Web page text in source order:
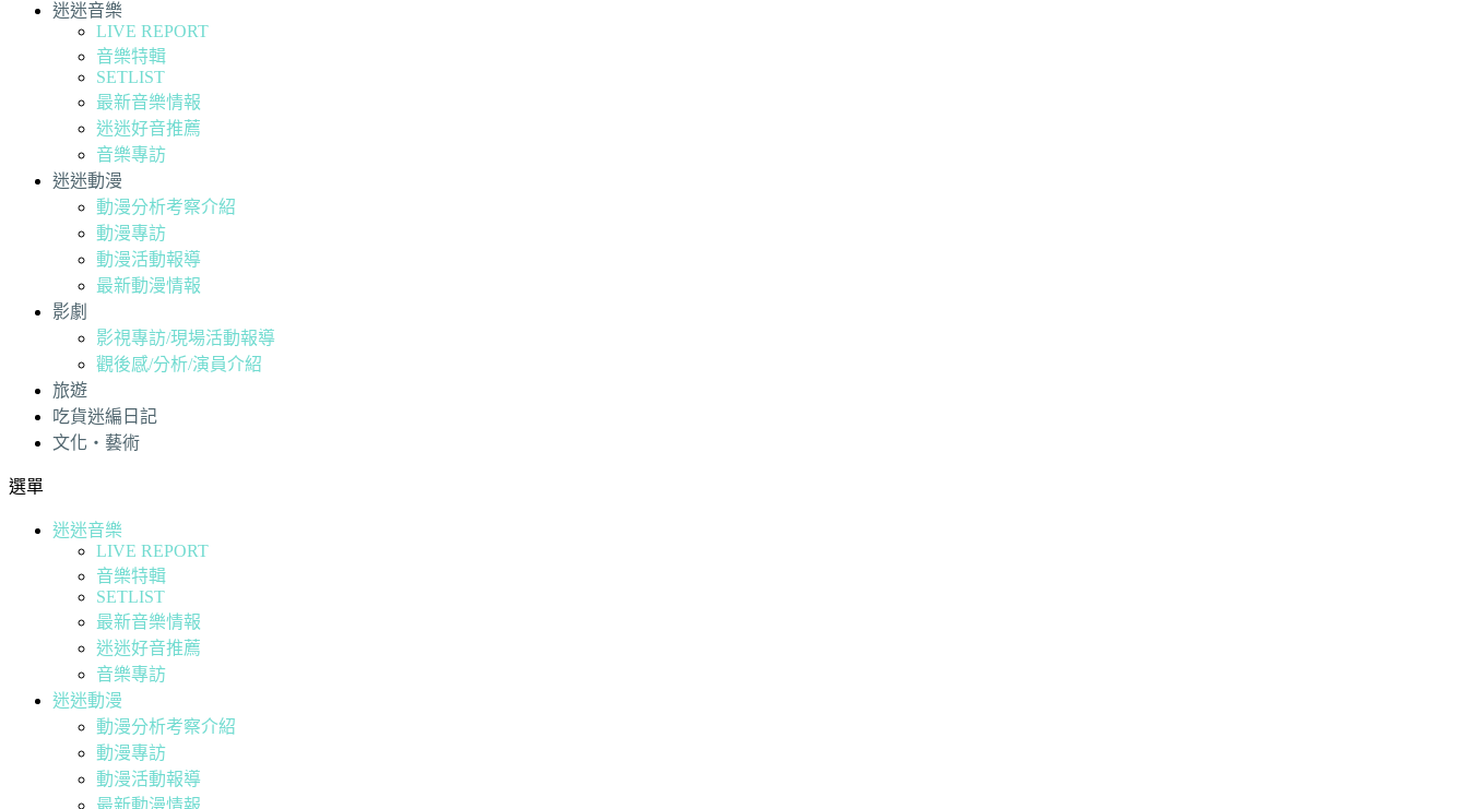
迷迷音樂
LIVE REPORT
音樂特輯
SETLIST
最新音樂情報
迷迷好音推薦
音樂專訪
迷迷動漫
動漫分析考察介紹
動漫專訪
動漫活動報導
最新動漫情報
影劇
影視專訪/現場活動報導
觀後感/分析/演員介紹
旅遊
吃貨迷編日記
文化・藝術
選單
迷迷音樂
LIVE REPORT
音樂特輯
SETLIST
最新音樂情報
迷迷好音推薦
音樂專訪
迷迷動漫
動漫分析考察介紹
動漫專訪
動漫活動報導
最新動漫情報